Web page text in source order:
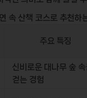
속 산책 코스로 추천하
주요 특징
신비로운 대나무 숲
걷는 경험